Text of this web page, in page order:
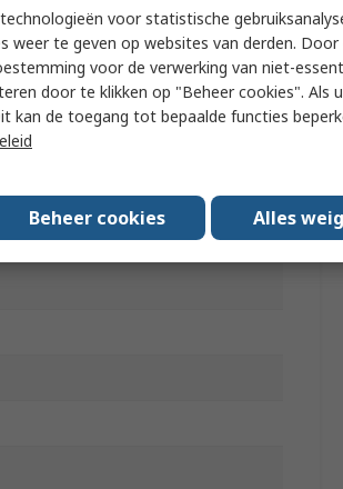
Scratch Coating, Anti-Fog Coating
voor statistische
weer te geven op websites van derden. Door
voor de verwerking van niet-
door te klikken op "Beheer cookies". Als
kan de toegang tot bepaalde functies
Beheer cookies Alles